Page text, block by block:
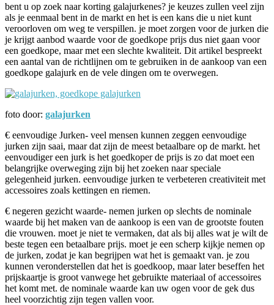
bent u op zoek naar korting galajurkenes? je keuzes zullen veel zijn
als je eenmaal bent in de markt en het is een kans die u niet kunt
veroorloven om weg te verspillen. je moet zorgen voor de jurken die
je krijgt aanbod waarde voor de goedkope prijs dus niet gaan voor
een goedkope, maar met een slechte kwaliteit. Dit artikel bespreekt
een aantal van de richtlijnen om te gebruiken in de aankoop van een
goedkope galajurk en de vele dingen om te overwegen.
foto door: galajurken
€ eenvoudige Jurken- veel mensen kunnen zeggen eenvoudige
jurken zijn saai, maar dat zijn de meest betaalbare op de markt. het
eenvoudiger een jurk is het goedkoper de prijs is zo dat moet een
belangrijke overweging zijn bij het zoeken naar speciale
gelegenheid jurken. eenvoudige jurken te verbeteren creativiteit met
accessoires zoals kettingen en riemen.
€ negeren gezicht waarde- nemen jurken op slechts de nominale
waarde bij het maken van de aankoop is een van de grootste fouten
die vrouwen. moet je niet te vermaken, dat als bij alles wat je wilt de
beste tegen een betaalbare prijs. moet je een scherp kijkje nemen op
de jurken, zodat je kan begrijpen wat het is gemaakt van. je zou
kunnen veronderstellen dat het is goedkoop, maar later beseffen het
prijskaartje is groot vanwege het gebruikte materiaal of accessoires
het komt met. de nominale waarde kan uw ogen voor de gek dus
heel voorzichtig zijn tegen vallen voor.